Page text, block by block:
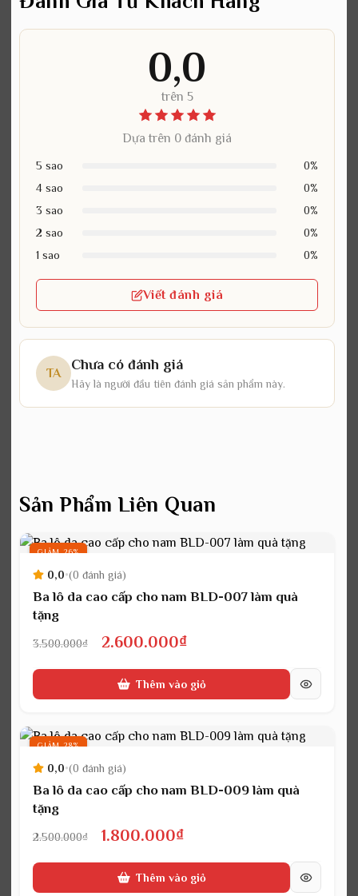
0,0
trên 5
Dựa trên 0 đánh giá
5 sao
0%
4 sao
0%
3 sao
0%
2 sao
0%
1 sao
0%
Viết đánh giá
TA
Chưa có đánh giá
Hãy là người đầu tiên đánh giá sản phẩm này.
Sản Phẩm Liên Quan
GIẢM 26%
0,0•(0 đánh giá)
Ba lô da cao cấp cho nam BLD-007 làm quà
tặng
3.500.000₫
Giá
gốc
2.600.000₫Giá
hiện
tại
2.600.000₫.
Thêm vào giỏ
GIẢM 28%
0,0•(0 đánh giá)
Ba lô da cao cấp cho nam BLD-009 làm quà
tặng
2.500.000₫
Giá
gốc
1.800.000₫Giá
hiện
tại
Thêm vào giỏ